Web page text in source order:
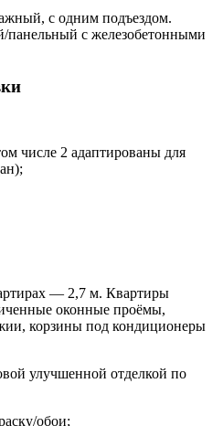
с одним подъездом.
с железобетонными
числе 2 адаптированы для
— 2,7 м. Квартиры
оконные проёмы,
корзины под кондиционеры
улучшенной отделкой по
обои;